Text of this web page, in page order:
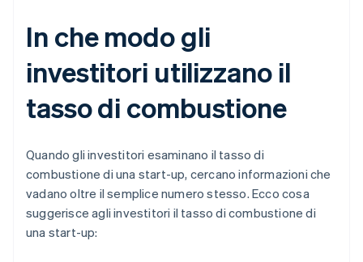
In che modo gli
investitori utilizzano il
tasso di combustione
Quando gli investitori esaminano il tasso di
combustione di una start-up, cercano informazioni che
vadano oltre il semplice numero stesso. Ecco cosa
suggerisce agli investitori il tasso di combustione di
una start-up: